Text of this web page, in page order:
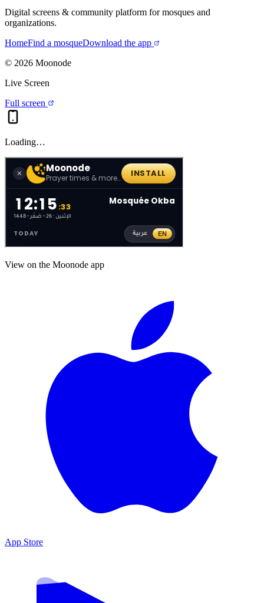
Digital screens & community platform for mosques and
organizations.
HomeFind a mosqueDownload the app
© 2026 Moonode
Live Screen
Full screen
Loading…
View on the Moonode app
App Store